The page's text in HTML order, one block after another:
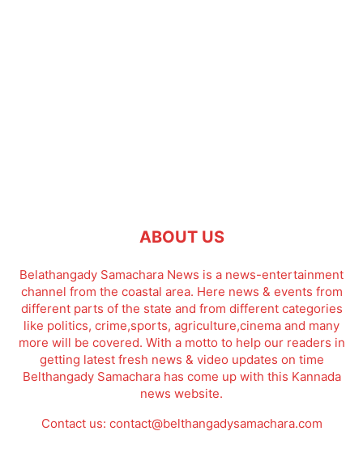
ABOUT US
Belathangady Samachara News is a news-entertainment
channel from the coastal area. Here news & events from
different parts of the state and from different categories
like politics, crime,sports, agriculture,cinema and many
more will be covered. With a motto to help our readers in
getting latest fresh news & video updates on time
Belthangady Samachara has come up with this Kannada
news website.
Contact us: contact@belthangadysamachara.com